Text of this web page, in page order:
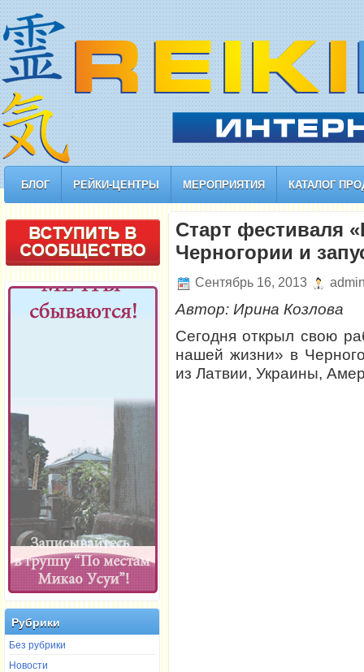
БЛОГ РЕЙКИ-ЦЕНТРЫ МЕРОПРИЯТИЯ КАТАЛОГ
Рубрики
Без рубрики
Новости
Старт фестиваля
Черногории и
Сентябрь 16, 2013
Автор: Ирина Козлова
Сегодня открыл свою
нашей жизни» в
из Латвии, Украины,